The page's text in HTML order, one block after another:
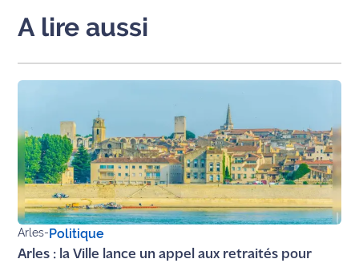
A lire aussi
Arles-Politique
Arles : la Ville lance un appel aux retraités pour